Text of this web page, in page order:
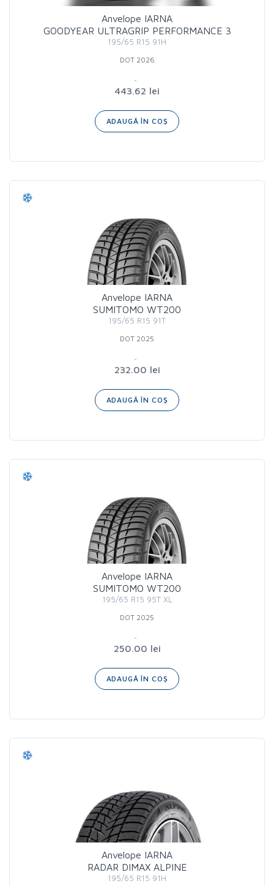
Anvelope IARNA
GOODYEAR ULTRAGRIP PERFORMANCE 3
195/65 R15 91H
DOT 2026
443.62 lei
ADAUGĂ ÎN COȘ
Anvelope IARNA
SUMITOMO WT200
195/65 R15 91T
DOT 2025
232.00 lei
ADAUGĂ ÎN COȘ
Anvelope IARNA
SUMITOMO WT200
195/65 R15 95T XL
DOT 2025
250.00 lei
ADAUGĂ ÎN COȘ
Anvelope IARNA
RADAR DIMAX ALPINE
195/65 R15 91H